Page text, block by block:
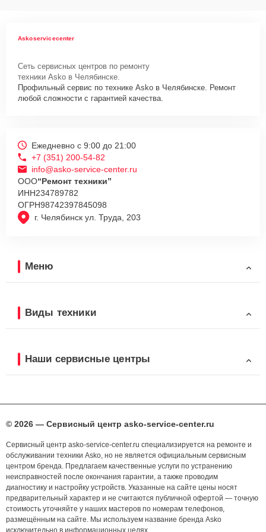
Askoservicecenter
Сеть сервисных центров по ремонту
техники Asko в Челябинске.
Профильный сервис по технике Asko в Челябинске. Ремонт
любой сложности с гарантией качества.
г. Челябинск ул. Труда, 203
Ежедневно с 9:00 до 21:00
+7 (351) 200-54-82
info@asko-service-center.ru
ООО“Ремонт техники”
ИНН234789782
ОГРН98742397845098
Меню
Виды техники
Наши сервисные центры
© 2026 — Сервисный центр asko-service-center.ru
Сервисный центр asko-service-center.ru специализируется на ремонте и
обслуживании техники Asko, но не является официальным сервисным
центром бренда. Предлагаем качественные услуги по устранению
неисправностей после окончания гарантии, а также проводим
диагностику и настройку устройств. Указанные на сайте цены носят
предварительный характер и не считаются публичной офертой — точную
стоимость уточняйте у наших мастеров по номерам телефонов,
размещённым на сайте. Мы используем название бренда Asko
исключительно в информационных целях.